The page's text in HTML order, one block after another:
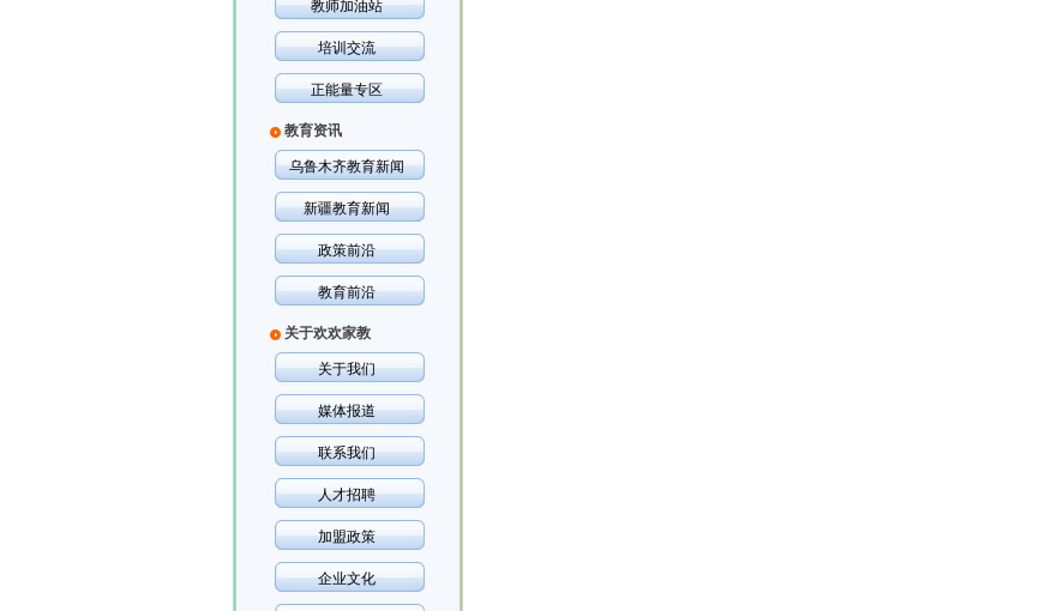
教师加油站
培训交流
正能量专区
教育资讯
乌鲁木齐教育新闻
新疆教育新闻
政策前沿
教育前沿
关于欢欢家教
关于我们
媒体报道
联系我们
人才招聘
加盟政策
企业文化